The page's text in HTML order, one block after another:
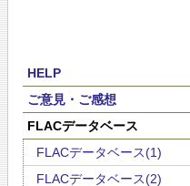
HELP
ご意見・ご感想
FLACデータベース
FLACデータベース(1)
FLACデータベース(2)